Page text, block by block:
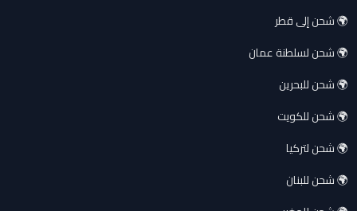
🌍 شحن إلى قطر
🌍 شحن لسلطنة عمان
🌍 شحن للبحرين
🌍 شحن للكويت
🌍 شحن لتركيا
🌍 شحن للبنان